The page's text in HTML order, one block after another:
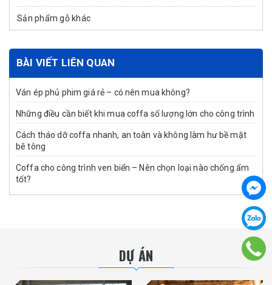
Sản phẩm gỗ khác
BÀI VIẾT LIÊN QUAN
Ván ép phủ phim giá rẻ – có nên mua không?
Những điều cần biết khi mua coffa số lượng lớn cho công trình
Cách tháo dỡ coffa nhanh, an toàn và không làm hư bề mặt
bê tông
Coffa cho công trình ven biển – Nên chọn loại nào chống ẩm
tốt?
DỰ ÁN